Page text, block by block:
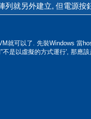
列就另外建立, 但電源按
就可以了. 先裝Windows 當
不是以虛擬的方式運行', 那應